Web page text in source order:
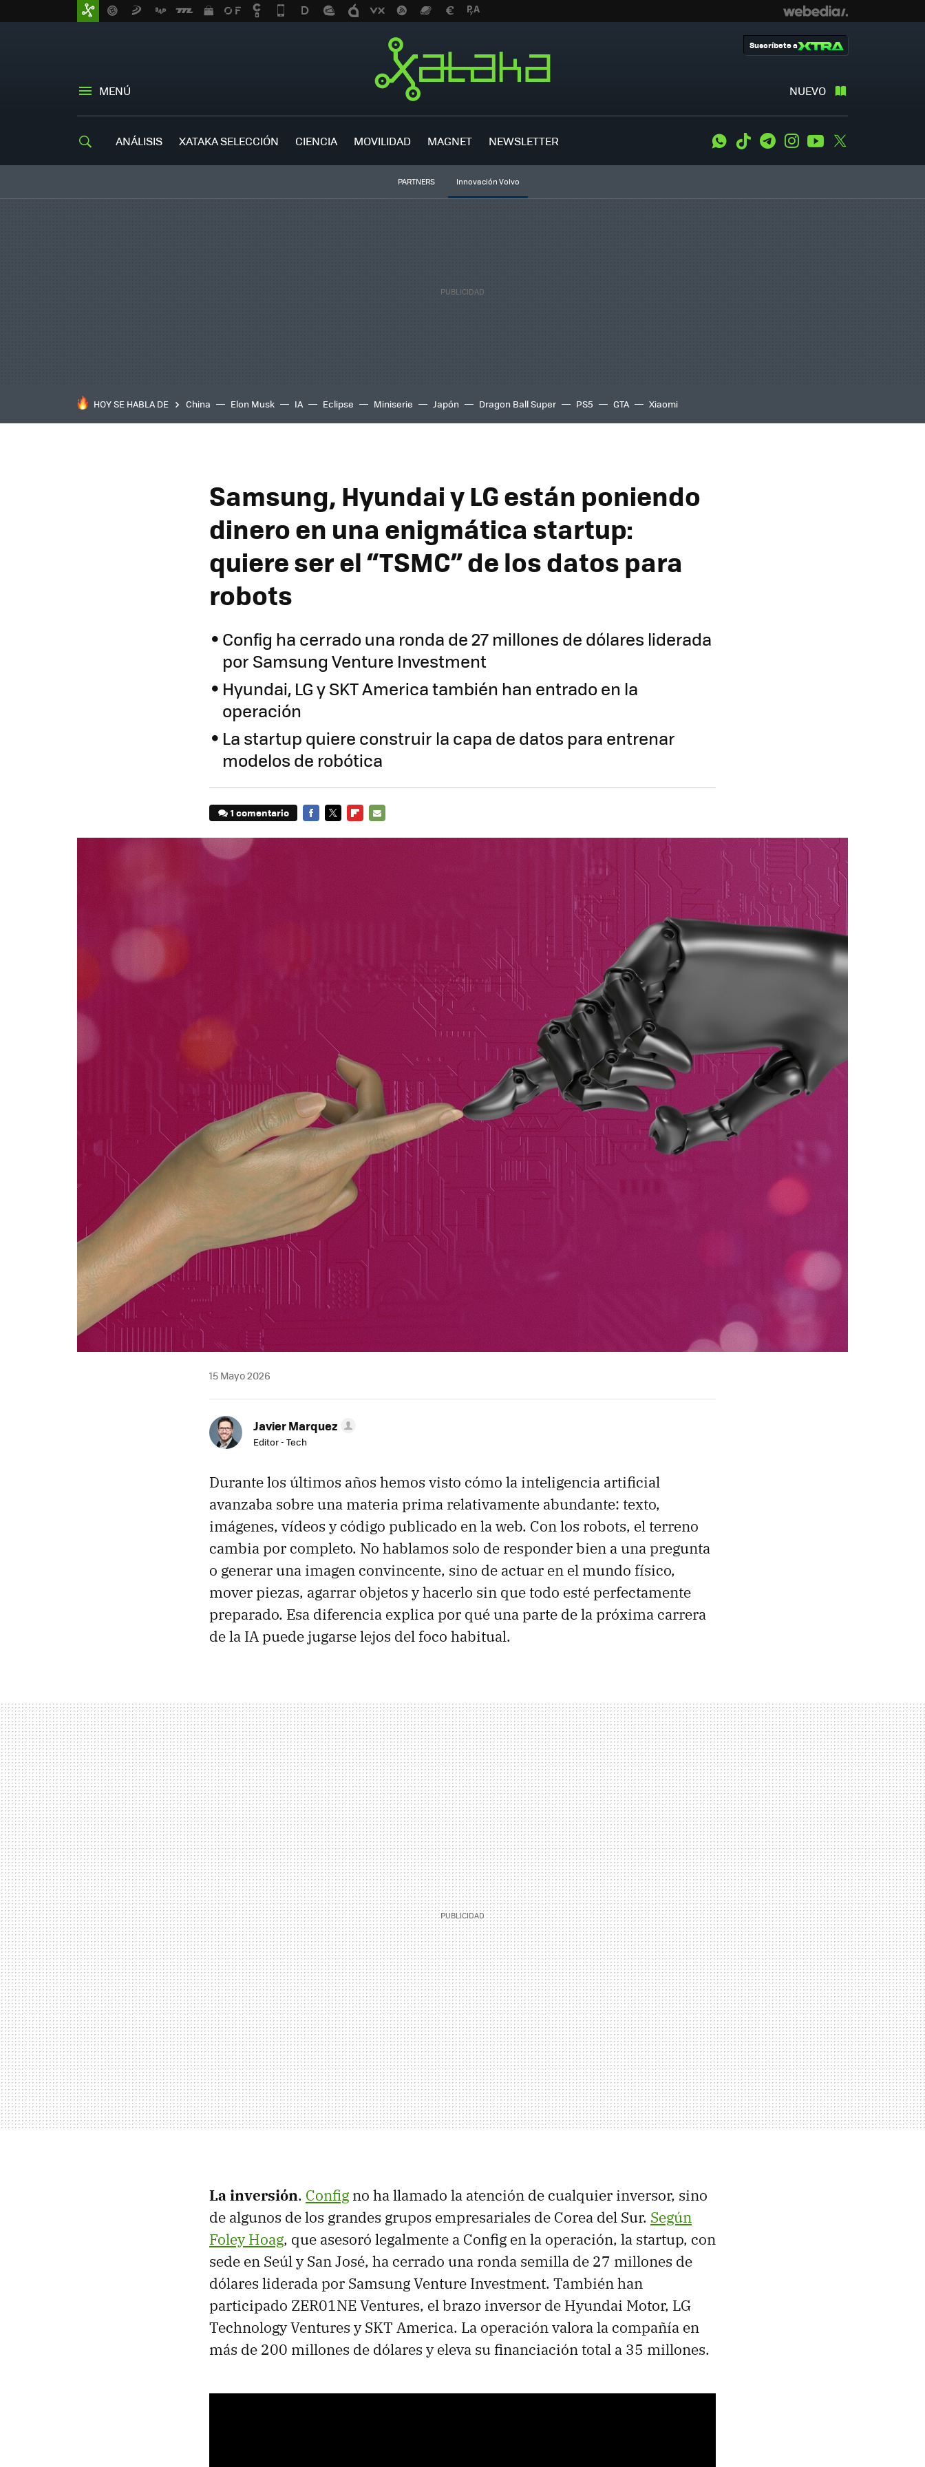
MENÚ NUEVO
Suscríbete a
ANÁLISIS XATAKA SELECCIÓN CIENCIA MOVILIDAD MAGNET NEWSLETTER WhatsApp
Tiktok TelegramInstagramYoutube
PARTNERS Innovación Volvo
HOY SE HABLA DE China Elon Musk IA Eclipse Miniserie Japón Dragon Ball Super PS5 GTA Xiaomi
Samsung, Hyundai y LG están poniendo
dinero en una enigmática startup:
quiere ser el “TSMC” de los datos para
robots
Config ha cerrado una ronda de 27 millones de dólares liderada
por Samsung Venture Investment
Hyundai, LG y SKT America también han entrado en la
operación
La startup quiere construir la capa de datos para entrenar
modelos de robótica
1 comentario
15 Mayo 2026
Javier Marquez
Editor - Tech
Durante los últimos años hemos visto cómo la inteligencia artificial
avanzaba sobre una materia prima relativamente abundante: texto,
imágenes, vídeos y código publicado en la web. Con los robots, el terreno
cambia por completo. No hablamos solo de responder bien a una pregunta
o generar una imagen convincente, sino de actuar en el mundo físico,
mover piezas, agarrar objetos y hacerlo sin que todo esté perfectamente
preparado. Esa diferencia explica por qué una parte de la próxima carrera
de la IA puede jugarse lejos del foco habitual.
La inversión. Config no ha llamado la atención de cualquier inversor, sino
de algunos de los grandes grupos empresariales de Corea del Sur. Según
Foley Hoag, que asesoró legalmente a Config en la operación, la startup, con
sede en Seúl y San José, ha cerrado una ronda semilla de 27 millones de
dólares liderada por Samsung Venture Investment. También han
participado ZER01NE Ventures, el brazo inversor de Hyundai Motor, LG
Technology Ventures y SKT America. La operación valora la compañía en
más de 200 millones de dólares y eleva su financiación total a 35 millones.